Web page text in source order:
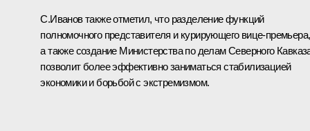
С.Ивановтакже отметил, что разделение функций
полномочного представителя и курирующего вице-премьера,
а также создание Министерства по делам Северного
позволит более эффективно заниматься стабилизацией
экономики и борьбой с экстремизмом.